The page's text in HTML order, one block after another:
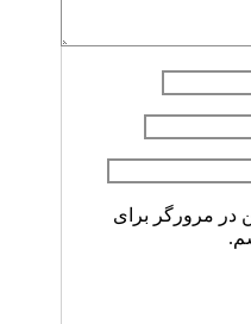
در مرورگر برای